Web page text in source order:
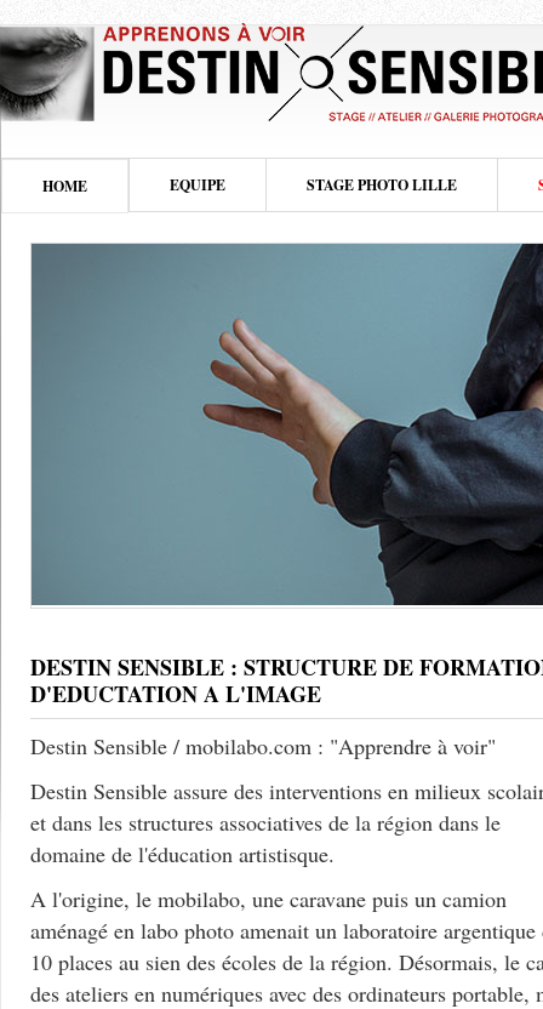
HOME EQUIPE STAGE PHOTO LILLE
DESTIN SENSIBLE : STRUCTURE DE
D'EDUCTATION A L'IMAGE
Destin Sensible / mobilabo.com : "Apprendre à voir"
Destin Sensible assure des interventions en milieux
et dans les structures associatives de la région dans le
domaine de l'éducation artistisque.
A l'origine, le mobilabo, une caravane puis un camion
aménagé en labo photo amenait un laboratoire argentique
10 places au sien des écoles de la région. Désormais, le
des ateliers en numériques avec des ordinateurs